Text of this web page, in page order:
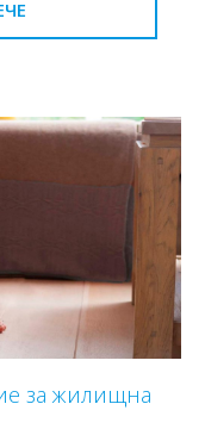
за жилищна